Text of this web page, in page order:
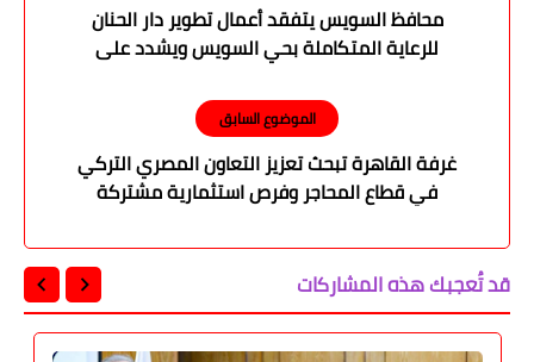
محافظ السويس يتفقد أعمال تطوير دار الحنان
للرعاية المتكاملة بحي السويس ويشدد على
تحسين الخدمات
الموضوع السابق
غرفة القاهرة تبحث تعزيز التعاون المصري التركي
في قطاع المحاجر وفرص استثمارية مشتركة
قد تُعجبك هذه المشاركات